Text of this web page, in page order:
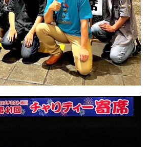
LINK
お問い合わせ
CONTACT
会員専用
MEMBERS ONLY